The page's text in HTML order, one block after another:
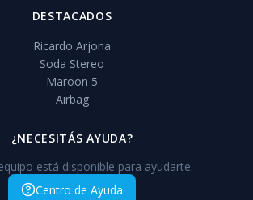
DESTACADOS
Ricardo Arjona
Soda Stereo
Maroon 5
Airbag
¿NECESITÁS AYUDA?
está disponible para ayudarte.
Centro de Ayuda